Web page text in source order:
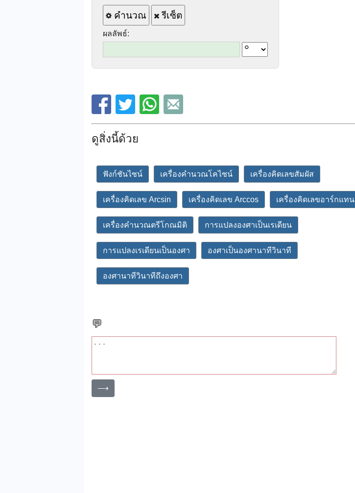
คำนวณ รีเซ็ต
ผลลัพธ์:
ดูสิ่งนี้ด้วย
ฟังก์ชันไซน์ เครื่องคำนวณโคไซน์ เครื่องคิดเลขสัมผัส
เครื่องคิดเลข Arcsin เครื่องคิดเลข Arccos เครื่องคิดเลขอาร์กแทน
เครื่องคำนวณตรีโกณมิติ การแปลงองศาเป็นเรเดียน
การแปลงเรเดียนเป็นองศา องศาเป็นองศานาทีวินาที
องศานาทีวินาทีถึงองศา
💬
⟶